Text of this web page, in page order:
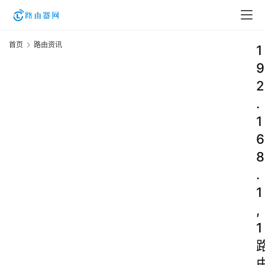
首页 路由资讯
1
9
2
.
1
6
8
.
1
,
1